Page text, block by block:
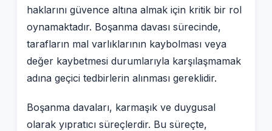
haklarını güvence altına almak için kritik bir rol
oynamaktadır. Boşanma davası sürecinde,
tarafların mal varlıklarının kaybolması veya
değer kaybetmesi durumlarıyla karşılaşmamak
adına geçici tedbirlerin alınması gereklidir.
Boşanma davaları, karmaşık ve duygusal
olarak yıpratıcı süreçlerdir. Bu süreçte,